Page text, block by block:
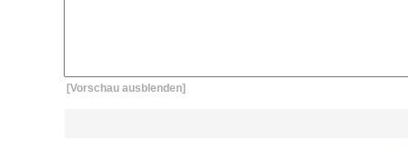
[Vorschau ausblenden]